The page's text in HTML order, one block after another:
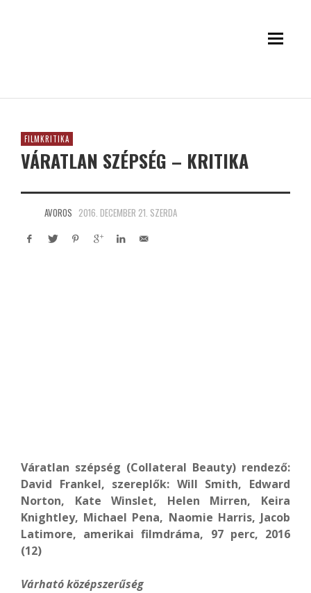
FILMKRITIKA
VÁRATLAN SZÉPSÉG – KRITIKA
AVOROS 2016. DECEMBER 21. SZERDA
Váratlan szépség (Collateral Beauty) rendező:
David Frankel, szereplők: Will Smith, Edward
Norton, Kate Winslet, Helen Mirren, Keira
Knightley, Michael Pena, Naomie Harris, Jacob
Latimore, amerikai filmdráma, 97 perc, 2016
(12)
Várható középszerűség